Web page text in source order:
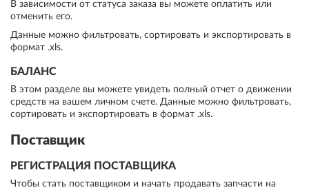
В зависимости от статуса заказа вы можете оплатить или
отменить его.
Данные можно фильтровать, сортировать и экспортировать в
формат .xls.
БАЛАНС
В этом разделе вы можете увидеть полный отчет о движении
средств на вашем личном счете. Данные можно фильтровать,
сортировать и экспортировать в формат .xls.
Поставщик
РЕГИСТРАЦИЯ ПОСТАВЩИКА
Чтобы стать поставщиком и начать продавать запчасти на